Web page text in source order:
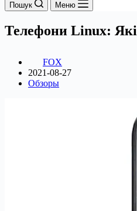
Пошук Меню
Телефони Linux: Які
FOX
2021-08-27
Обзоры